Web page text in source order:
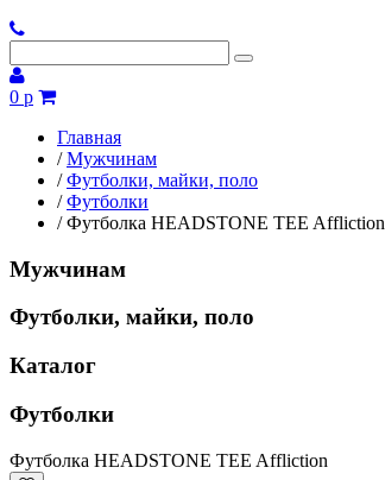
0 р
Главная
/ Мужчинам
/ Футболки, майки, поло
/ Футболки
/ Футболка HEADSTONE TEE Affliction
Мужчинам
Футболки, майки, поло
Каталог
Футболки
Футболка HEADSTONE TEE Affliction